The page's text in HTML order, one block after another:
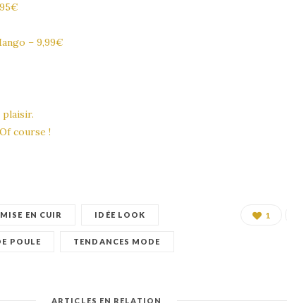
– 9,99€
plaisir.
Of course !
EN CUIR IDÉE LOOK
POULE TENDANCES MODE
1
ARTICLES EN RELATION